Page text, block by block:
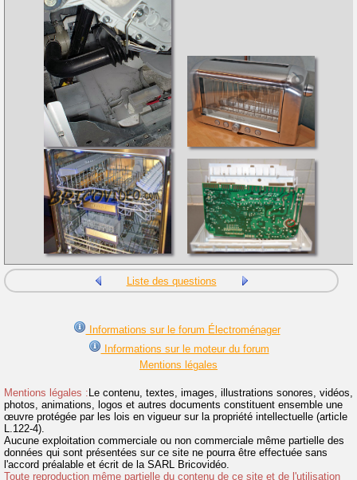
Liste des questions
Informations sur le forum Électroménager
Informations sur le moteur du forum
Mentions légales
Mentions légales : Le contenu, textes, images, illustrations sonores, vidéos,
photos, animations, logos et autres documents constituent ensemble une
œuvre protégée par les lois en vigueur sur la propriété intellectuelle (article
L.122-4).
Aucune exploitation commerciale ou non commerciale même partielle des
données qui sont présentées sur ce site ne pourra être effectuée sans
l'accord préalable et écrit de la SARL Bricovidéo.
Toute reproduction même partielle du contenu de ce site et de l'utilisation